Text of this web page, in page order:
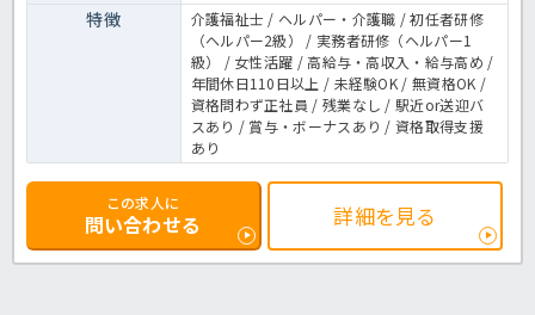
特徴
介護福祉士 / ヘルパー・介護職 / 初任者研修
（ヘルパー2級） / 実務者研修（ヘルパー1
級） / 女性活躍 / 高給与・高収入・給与高め /
年間休日110日以上 / 未経験OK / 無資格OK /
資格問わず正社員 / 残業なし / 駅近or送迎バ
スあり / 賞与・ボーナスあり / 資格取得支援
あり
この求人に
問い合わせる 詳細を見る